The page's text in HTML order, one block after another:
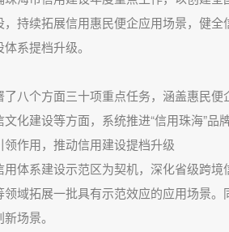
，持续拓展信用惠民便企应用场景，健
系提档升级。
个方面三十项重点任务，涵盖惠民便
化建设等方面，系统推进“信用珠海”品
作用，推动信用建设提档升级
系建设示范区为契机，深化省级跨境
领域拓展一批具有示范效应的应用场景
场景。